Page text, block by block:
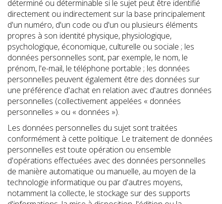
déterminé ou déterminable si le sujet peut être identifié
directement ou indirectement sur la base principalement
d'un numéro, d'un code ou d'un ou plusieurs éléments
propres à son identité physique, physiologique,
psychologique, économique, culturelle ou sociale ; les
données personnelles sont, par exemple, le nom, le
prénom, l'e-mail, le téléphone portable ; les données
personnelles peuvent également être des données sur
une préférence d'achat en relation avec d'autres données
personnelles (collectivement appelées « données
personnelles » ou « données »).
Les données personnelles du sujet sont traitées
conformément à cette politique. Le traitement de données
personnelles est toute opération ou ensemble
d'opérations effectuées avec des données personnelles
de manière automatique ou manuelle, au moyen de la
technologie informatique ou par d'autres moyens,
notamment la collecte, le stockage sur des supports